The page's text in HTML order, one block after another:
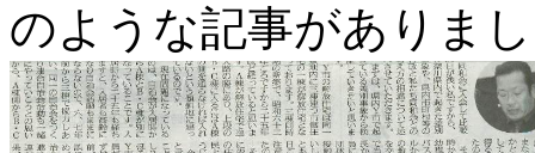
のような記事がありま